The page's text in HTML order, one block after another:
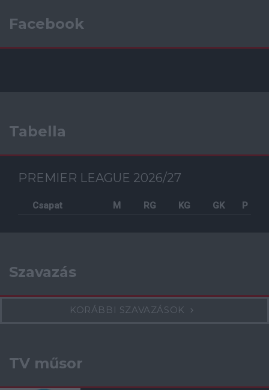
Facebook
Tabella
PREMIER LEAGUE 2026/27
Csapat M RG KG GK P
Szavazás
KORÁBBI SZAVAZÁSOK
TV műsor